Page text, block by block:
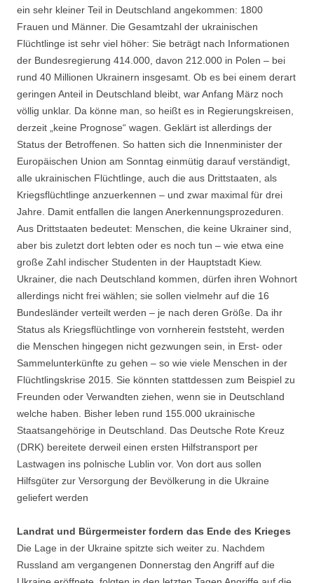
ein sehr kleiner Teil in Deutschland angekommen: 1800
Frauen und Männer. Die Gesamtzahl der ukrainischen
Flüchtlinge ist sehr viel höher: Sie beträgt nach Informationen
der Bundesregierung 414.000, davon 212.000 in Polen – bei
rund 40 Millionen Ukrainern insgesamt. Ob es bei einem derart
geringen Anteil in Deutschland bleibt, war Anfang März noch
völlig unklar. Da könne man, so heißt es in Regierungskreisen,
derzeit „keine Prognose“ wagen. Geklärt ist allerdings der
Status der Betroffenen. So hatten sich die Innenminister der
Europäischen Union am Sonntag einmütig darauf verständigt,
alle ukrainischen Flüchtlinge, auch die aus Drittstaaten, als
Kriegsflüchtlinge anzuerkennen – und zwar maximal für drei
Jahre. Damit entfallen die langen Anerkennungsprozeduren.
Aus Drittstaaten bedeutet: Menschen, die keine Ukrainer sind,
aber bis zuletzt dort lebten oder es noch tun – wie etwa eine
große Zahl indischer Studenten in der Hauptstadt Kiew.
Ukrainer, die nach Deutschland kommen, dürfen ihren Wohnort
allerdings nicht frei wählen; sie sollen vielmehr auf die 16
Bundesländer verteilt werden – je nach deren Größe. Da ihr
Status als Kriegsflüchtlinge von vornherein feststeht, werden
die Menschen hingegen nicht gezwungen sein, in Erst- oder
Sammelunterkünfte zu gehen – so wie viele Menschen in der
Flüchtlingskrise 2015. Sie könnten stattdessen zum Beispiel zu
Freunden oder Verwandten ziehen, wenn sie in Deutschland
welche haben. Bisher leben rund 155.000 ukrainische
Staatsangehörige in Deutschland. Das Deutsche Rote Kreuz
(DRK) bereitete derweil einen ersten Hilfstransport per
Lastwagen ins polnische Lublin vor. Von dort aus sollen
Hilfsgüter zur Versorgung der Bevölkerung in die Ukraine
geliefert werden
Landrat und Bürgermeister fordern das Ende des Krieges
Die Lage in der Ukraine spitzte sich weiter zu. Nachdem
Russland am vergangenen Donnerstag den Angriff auf die